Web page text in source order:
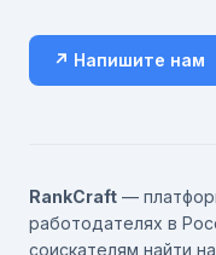
↗ Напишите нам
RankCraft —
работодателях в
соискателям найти